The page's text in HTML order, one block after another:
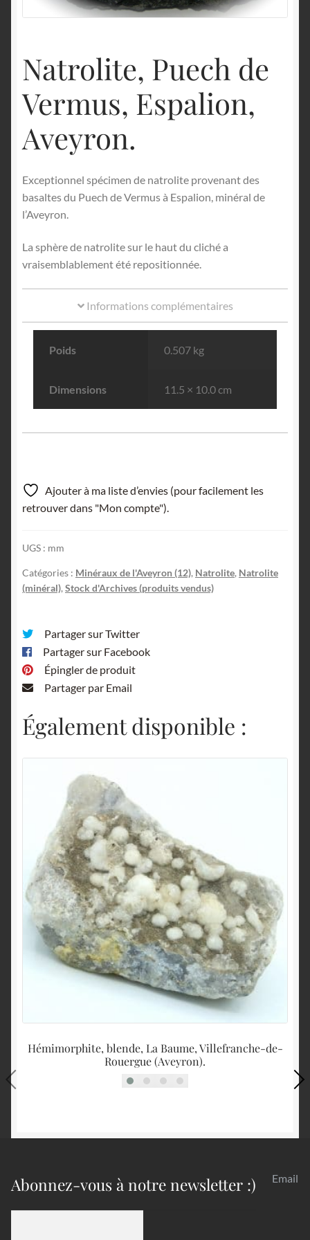
Natrolite, Puech de
Vermus, Espalion,
Aveyron.
Exceptionnel spécimen de natrolite provenant des
basaltes du Puech de Vermus à Espalion, minéral de
l’Aveyron.
La sphère de natrolite sur le haut du cliché a
vraisemblablement été repositionnée.
Informations complémentaires
Poids 0.507 kg
Dimensions 11.5 × 10.0 cm
Ajouter à ma liste d’envies (pour facilement les
retrouver dans "Mon compte").
UGS : mm
Catégories : Minéraux de l'Aveyron (12), Natrolite, Natrolite
(minéral), Stock d'Archives (produits vendus)
Partager sur Twitter
Partager sur Facebook
Épingler de produit
Partager par Email
Également disponible :
Hémimorphite, blende, La Baume, Villefranche-de-
Rouergue (Aveyron).
Abonnez-vous à notre newsletter :) Email